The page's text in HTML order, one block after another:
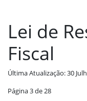
Lei de
Fiscal
Última Atualização: 30
Página 3 de 28